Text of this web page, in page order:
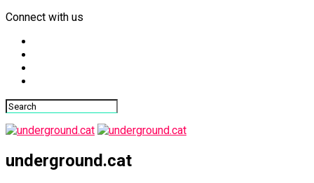
Connect with us
underground.cat